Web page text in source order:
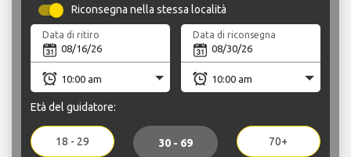
Riconsegna nella stessa località
Data di ritiro Data di riconsegna
Età del guidatore:
18 - 29 30 - 69 70+